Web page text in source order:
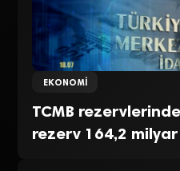
EKONOMI
TCMB
rezerv 164,2 milyar